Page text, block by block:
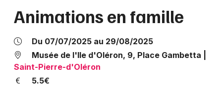
Grands événements
Activité & Expérience
Bordeaux
Lille
Lyon
Animations en famille
Du 07/07/2025 au 29/08/2025
Musée de l'Ile d'Oléron, 9, Place Gambetta
Saint-Pierre-d'Oléron
5.5€
Charente-Maritime (17)
Poitou-Charente
Partout
Quand ?
Effacer les dates
Aujourd'hui
Demain Ce week-end